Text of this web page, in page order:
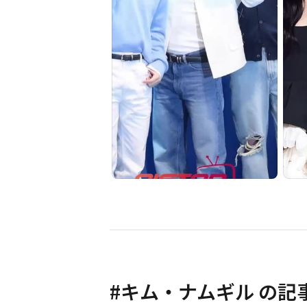
#キム・ナムギル の記